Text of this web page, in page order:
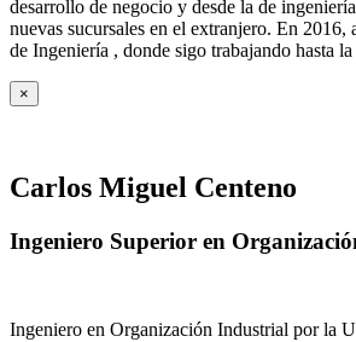
desarrollo de negocio y desde la de
nuevas sucursales en el extranjero. En
de Ingeniería , donde sigo trabajando hasta
×
Carlos Miguel Centeno
Ingeniero Superior en
Ingeniero en Organización Industrial por la